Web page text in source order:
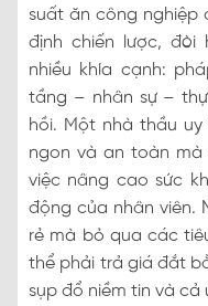
suất ăn công nghiệp
định chiến lược, đòi
nhiều khía cạnh:
tầng – nhân sự –
hồi. Một nhà thầu
ngon và an toàn
việc nâng cao sức
động của nhân viên.
rẻ mà bỏ qua các
thể phải trả giá đắt
sụp đổ niềm tin và cả